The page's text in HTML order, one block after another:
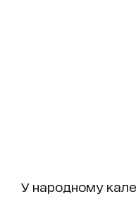
У народному